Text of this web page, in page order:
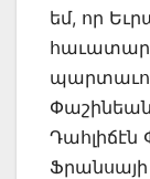
եմ, որ